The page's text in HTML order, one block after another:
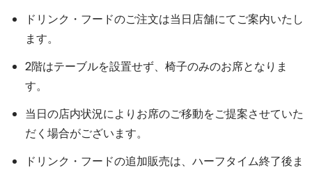
ドリンク・フードのご注文は当日店舗にてご案内いたし
ます。
2階はテーブルを設置せず、椅子のみのお席となりま
す。
当日の店内状況によりお席のご移動をご提案させていた
だく場合がございます。
ドリンク・フードの追加販売は、ハーフタイム終了後ま